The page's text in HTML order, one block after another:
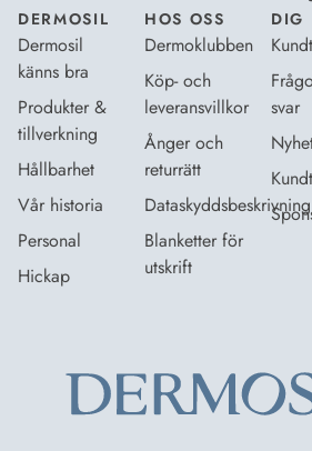
DERMOSIL
Dermosil
känns bra
Produkter &
tillverkning
Hållbarhet
Vår historia
Personal
Hickap
HOS OSS
Dermoklubben
Köp- och
leveransvillkor
Ånger och
returrätt
Dataskyddsbeskrivning
Blanketter för
utskrift
DIG
svar